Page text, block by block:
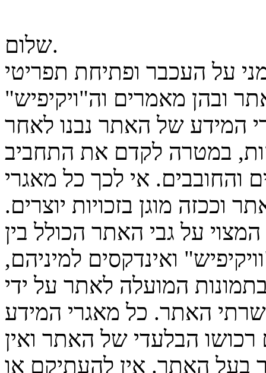
שלום.
על העכבר ופתיחת תפריטי
ובהן מאמרים וה"ויקיפיש"
המידע של האתר נבנו לאחר
במטרה לקדם את התחביב
והחובבים. אי לכך כל מאגרי
וככזה מוגן בזכויות יוצרים.
על גבי האתר הכולל בין
ואינדקסים למיניהם,
המועלה לאתר על ידי
שרתי האתר. כל מאגרי המידע
הבלעדי של האתר ואין
בעל האתר. אין להעתיקם או